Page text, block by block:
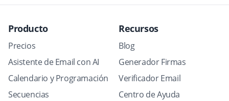
Producto
Precios
Asistente de Email con AI
Calendario y Programación
Secuencias
Recursos
Blog
Generador Firmas
Verificador Email
Centro de Ayuda